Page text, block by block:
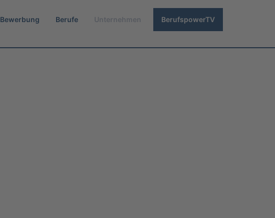
Bewerbung Berufe Unternehmen BerufspowerTV